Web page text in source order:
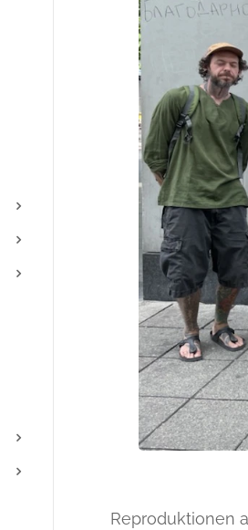
Reproduktionen